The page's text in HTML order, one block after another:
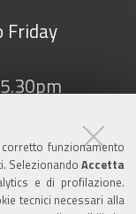
funzionamento
Selezionando Accetta
e di profilazione.
tecnici necessari alla
Friday